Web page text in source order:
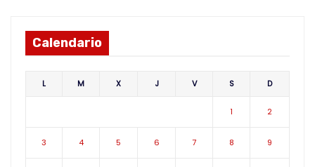
Calendario
L M X J V S D
1 2
3 4 5 6 7 8 9